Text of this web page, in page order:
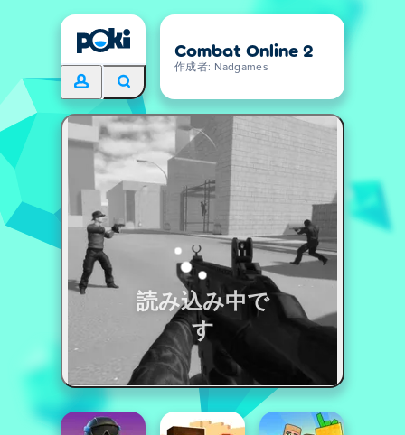
Combat Online 2
作成者: Nadgames
読み込み中で
す